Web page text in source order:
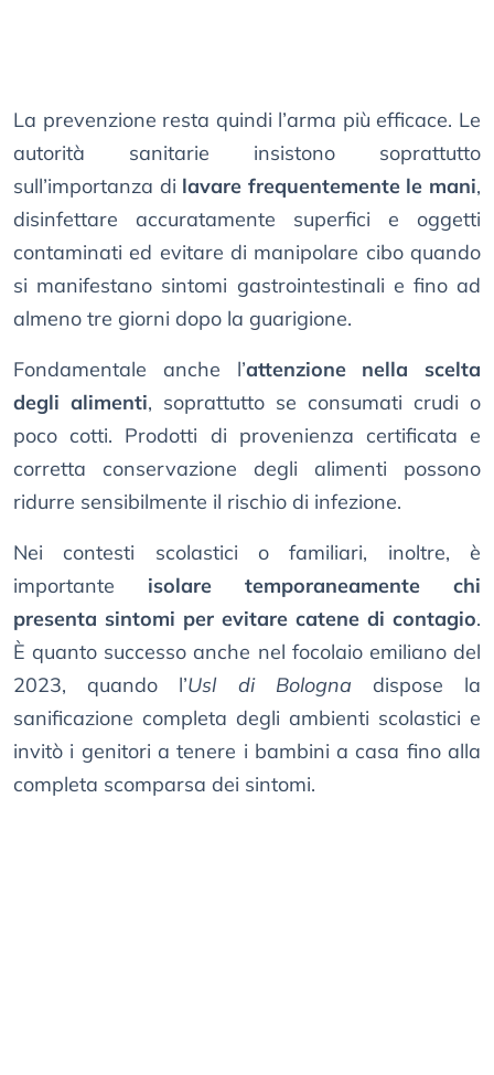
La prevenzione resta quindi l’arma più efficace. Le
autorità sanitarie insistono soprattutto
sull’importanza di lavare frequentemente le mani,
disinfettare accuratamente superfici e oggetti
contaminati ed evitare di manipolare cibo quando
si manifestano sintomi gastrointestinali e fino ad
almeno tre giorni dopo la guarigione.
Fondamentale anche l’attenzione nella scelta
degli alimenti, soprattutto se consumati crudi o
poco cotti. Prodotti di provenienza certificata e
corretta conservazione degli alimenti possono
ridurre sensibilmente il rischio di infezione.
Nei contesti scolastici o familiari, inoltre, è
importante isolare temporaneamente chi
presenta sintomi per evitare catene di contagio.
È quanto successo anche nel focolaio emiliano del
2023, quando l’Usl di Bologna dispose la
sanificazione completa degli ambienti scolastici e
invitò i genitori a tenere i bambini a casa fino alla
completa scomparsa dei sintomi.